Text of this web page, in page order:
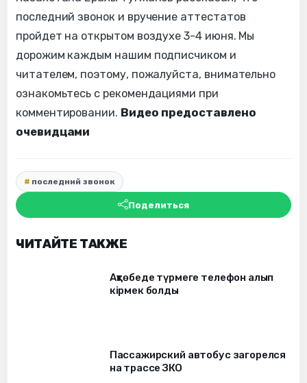
последний звонок и вручение аттестатов
пройдет на открытом воздухе 3-4 июня. Мы
дорожим каждым нашим подписчиком и
читателем, поэтому, пожалуйста, внимательно
ознакомьтесь с рекомендациями при
комментировании. Видео предоставлено
очевидцами
последний звонок
Поделиться
ЧИТАЙТЕ ТАКЖЕ
Ақтөбеде түрмеге телефон алып
кірмек болды
Пассажирский автобус загорелся
на трассе ЗКО